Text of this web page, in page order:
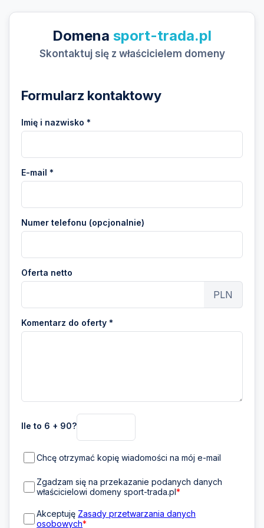
Domena sport-trada.pl
Skontaktuj się z właścicielem domeny
Formularz kontaktowy
Imię i nazwisko *
E-mail *
Numer telefonu (opcjonalnie)
Oferta netto
PLN
Komentarz do oferty *
Ile to 6 + 90?
Chcę otrzymać kopię wiadomości na mój e-mail
Zgadzam się na przekazanie podanych danych
właścicielowi domeny sport-trada.pl*
Akceptuję Zasady przetwarzania danych
osobowych*